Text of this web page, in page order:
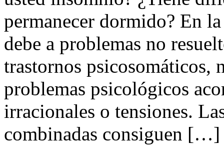
permanecer dormido? En
debe a problemas no
trastornos psicosomáticos,
problemas psicológicos
irracionales o tensiones.
combinadas consiguen […]